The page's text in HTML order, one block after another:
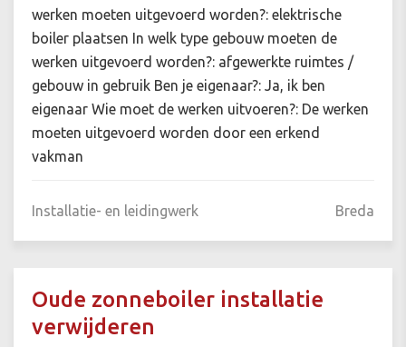
werken moeten uitgevoerd worden?: elektrische
boiler plaatsen In welk type gebouw moeten de
werken uitgevoerd worden?: afgewerkte ruimtes /
gebouw in gebruik Ben je eigenaar?: Ja, ik ben
eigenaar Wie moet de werken uitvoeren?: De werken
moeten uitgevoerd worden door een erkend
vakman
Installatie- en leidingwerk Breda
Oude zonneboiler installatie
verwijderen